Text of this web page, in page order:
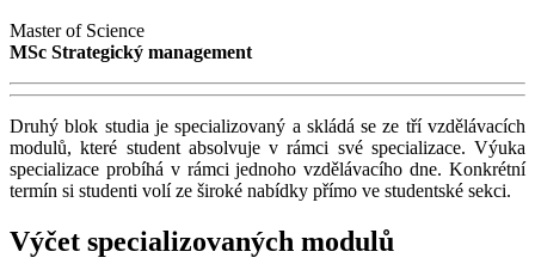
Master of Science
MSc Strategický management
Druhý blok studia je specializovaný a skládá se ze tří vzdělávacích
modulů, které student absolvuje v rámci své specializace. Výuka
specializace probíhá v rámci jednoho vzdělávacího dne. Konkrétní
termín si studenti volí ze široké nabídky přímo ve studentské sekci.
Výčet specializovaných modulů